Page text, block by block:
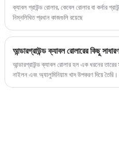
ক্যাবল গ্রাউন্ড রোলার, কেবেল রোলার বা কর্নার
নিম্নলিখিত প্রধান কাজগুলি রয়েছে
আন্ডারগ্রাউন্ড ক্যাবল রোলারের কিছু
আন্ডারগ্রাউন্ড ক্যাবল রোলার হল এক ধরনের
নাইলন এবং অ্যালুমিনিয়াম খাদ উপকরণ দিয়ে তৈরি।